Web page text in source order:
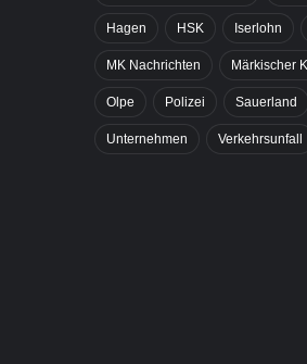
Hagen HSK Iserlohn
MK Nachrichten Märkischer
Olpe Polizei Sauerland
Unternehmen Verkehrsunfall